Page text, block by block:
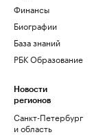
Финансы
Биографии
База знаний
РБК Образование
Новости
регионов
Санкт-Петербург
и область